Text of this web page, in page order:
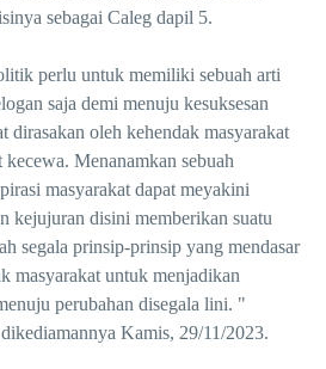
sebagai Caleg dapil 5.
perlu untuk memiliki sebuah arti
saja demi menuju kesuksesan
dirasakan oleh kehendak masyarakat
kecewa. Menanamkan sebuah
masyarakat dapat meyakini
kejujuran disini memberikan suatu
segala prinsip-prinsip yang mendasar
masyarakat untuk menjadikan
perubahan disegala lini. "
Kamis, 29/11/2023.